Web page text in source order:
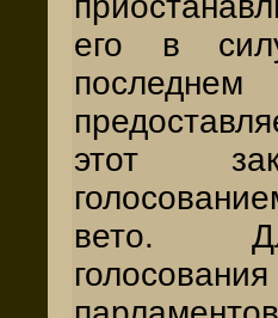
его в
этот
вето.